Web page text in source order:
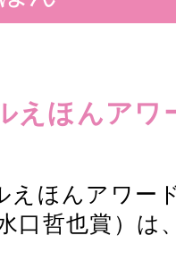
えほんアワ
えほんアワ
口哲也賞）